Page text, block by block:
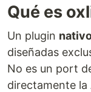
Qué es
Un plugin
diseñadas
No es un port
directamente la